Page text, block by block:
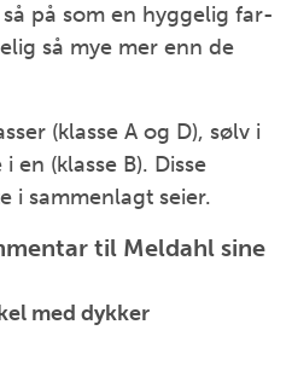
på som en hyggelig far-
så mye mer enn de
(klasse A og D), sølv i
en (klasse B). Disse
i sammenlagt seier.
til Meldahl sine
med dykker